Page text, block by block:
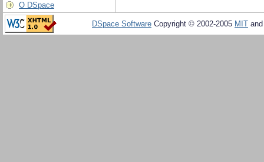
О DSpace
DSpace Software Copyright © 2002-2005 MIT